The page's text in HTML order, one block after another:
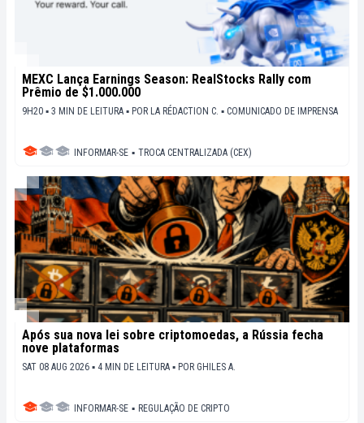
MEXC Lança Earnings Season: RealStocks Rally com
Prêmio de $1.000.000
9H20 ▪ 3 MIN DE LEITURA ▪ POR LA RÉDACTION C. ▪ COMUNICADO DE IMPRENSA
INFORMAR-SE ▪ TROCA CENTRALIZADA (CEX)
Após sua nova lei sobre criptomoedas, a Rússia fecha
nove plataformas
SAT 08 AUG 2026 ▪ 4 MIN DE LEITURA ▪ POR GHILES A.
INFORMAR-SE ▪ REGULAÇÃO DE CRIPTO